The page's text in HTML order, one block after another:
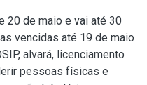
20 de maio e vai até 30
vencidas até 19 de maio
alvará, licenciamento
pessoas físicas e